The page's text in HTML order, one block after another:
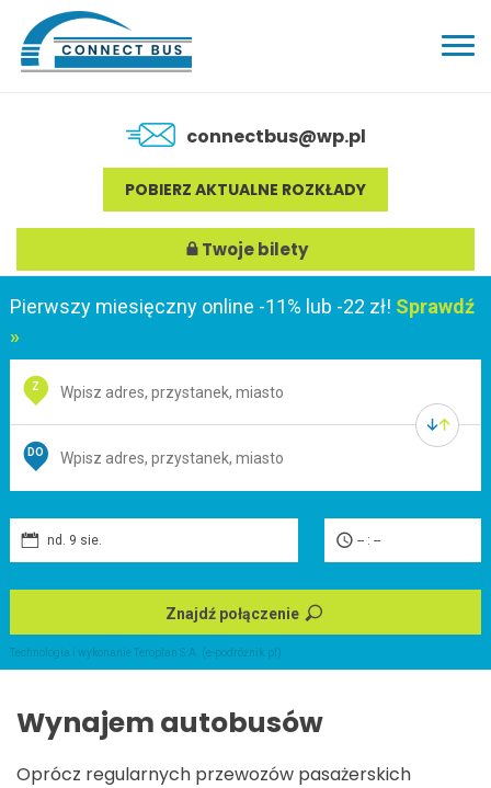
connectbus@wp.pl
POBIERZ AKTUALNE ROZKŁADY
Twoje bilety
Pierwszy miesięczny online -11% lub -22 zł! Sprawdź
»
Technologia i wykonanie Teroplan S.A. (e-podróżnik.pl)
Z
DO
nd. 9 sie. -- : --
Znajdź połączenie
Wynajem autobusów
Oprócz regularnych przewozów pasażerskich